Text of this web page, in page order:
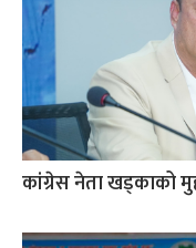
कांग्रेस नेता खड्काको